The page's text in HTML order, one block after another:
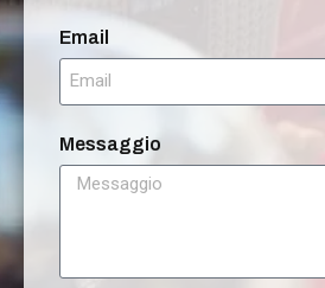
Email
Messaggio